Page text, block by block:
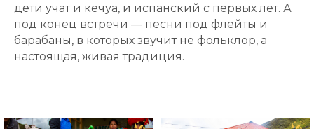
дети учат и кечуа, и испанский с первых лет. А
под конец встречи — песни под флейты и
барабаны, в которых звучит не фольклор, а
настоящая, живая традиция.